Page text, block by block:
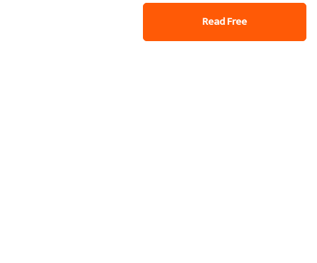
Read Free